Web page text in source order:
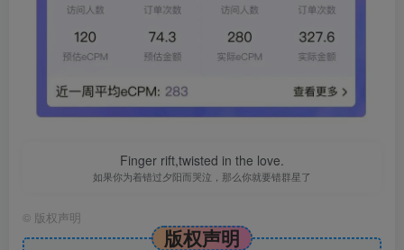
Finger rift,twisted in the love.
如果你为着错过夕阳而哭泣，那么你就要错群星了
© 版权声明
版权声明